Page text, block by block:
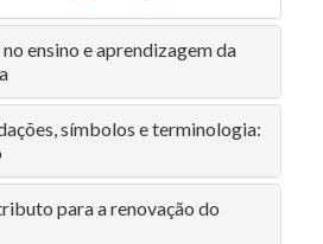
ensino e aprendizagem da
símbolos e terminologia:
para a renovação do